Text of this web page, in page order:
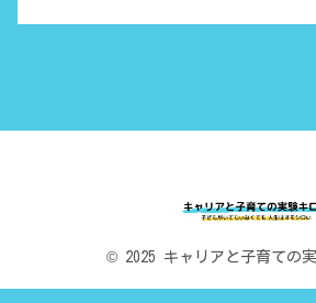
© 2025 キャリアと子育ての実